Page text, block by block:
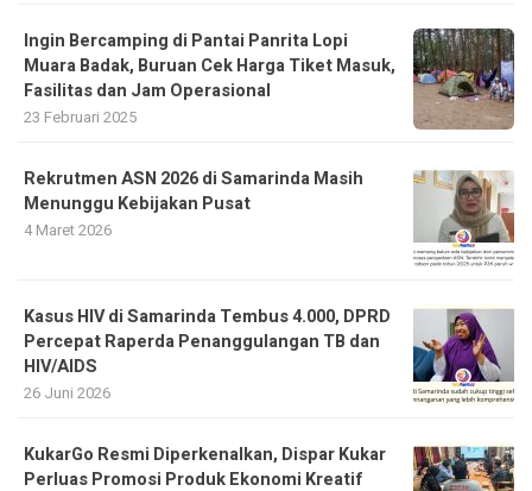
Ingin Bercamping di Pantai Panrita Lopi
Muara Badak, Buruan Cek Harga Tiket Masuk,
Fasilitas dan Jam Operasional
23 Februari 2025
Rekrutmen ASN 2026 di Samarinda Masih
Menunggu Kebijakan Pusat
4 Maret 2026
Kasus HIV di Samarinda Tembus 4.000, DPRD
Percepat Raperda Penanggulangan TB dan
HIV/AIDS
26 Juni 2026
KukarGo Resmi Diperkenalkan, Dispar Kukar
Perluas Promosi Produk Ekonomi Kreatif